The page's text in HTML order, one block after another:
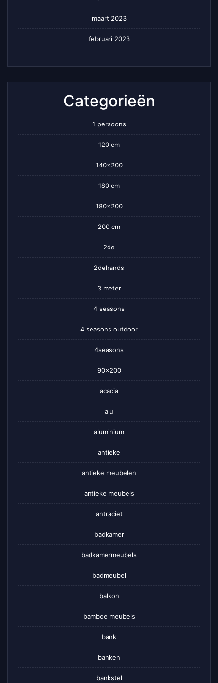
maart 2023
februari 2023
Categorieën
1 persoons
120 cm
140×200
180 cm
180×200
200 cm
2de
2dehands
3 meter
4 seasons
4 seasons outdoor
4seasons
90×200
acacia
alu
aluminium
antieke
antieke meubelen
antieke meubels
antraciet
badkamer
badkamermeubels
badmeubel
balkon
bamboe meubels
bank
banken
bankstel